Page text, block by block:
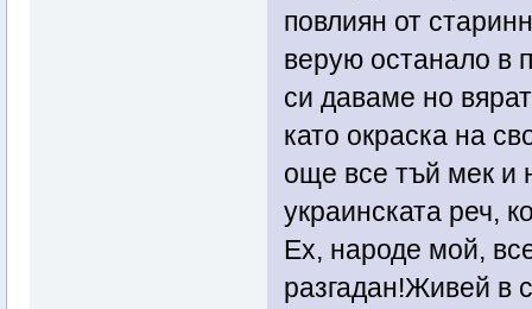
повлиян от
верую останало в
си даваме но
като окраска на
още все тъй мек и
украинската реч,
Ех, народе мой,
разгадан!Живей в